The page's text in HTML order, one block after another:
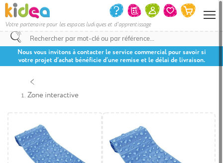
Votre partenaire pour les espaces ludiques et d'apprentissage
Nous vous invitons à contacter le service commercial pour savoir si
votre projet d’achat bénéficie d’une remise et le délai de livraison.
Zone interactive